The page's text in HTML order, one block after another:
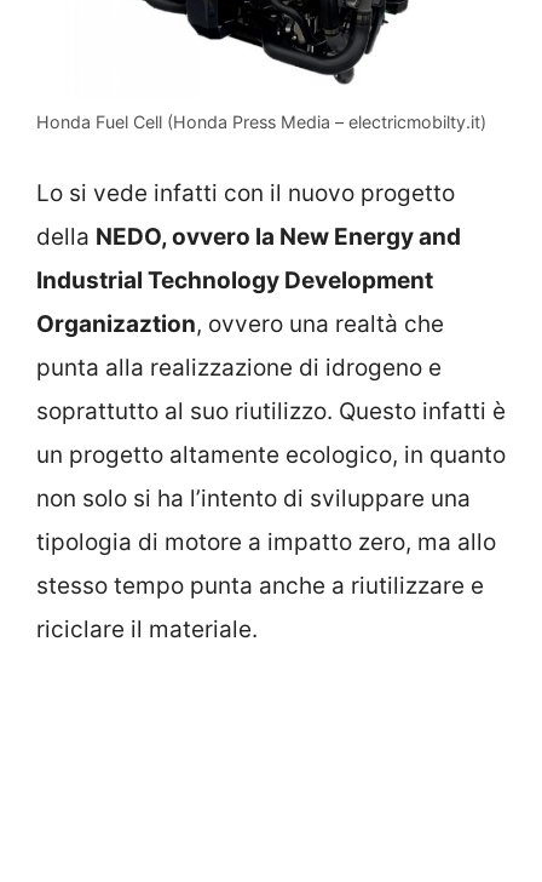
Honda Fuel Cell (Honda Press Media – electricmobilty.it)
Lo si vede infatti con il nuovo progetto
della NEDO, ovvero la New Energy and
Industrial Technology Development
Organizaztion, ovvero una realtà che
punta alla realizzazione di idrogeno e
soprattutto al suo riutilizzo. Questo infatti è
un progetto altamente ecologico, in quanto
non solo si ha l’intento di sviluppare una
tipologia di motore a impatto zero, ma allo
stesso tempo punta anche a riutilizzare e
riciclare il materiale.